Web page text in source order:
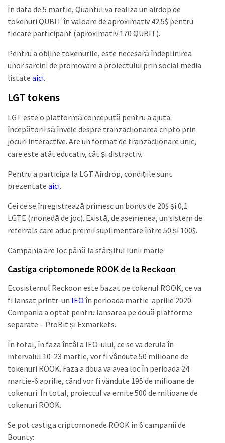
În data de 5 martie, Quantul va realiza un airdop de
tokenuri QUBIT în valoare de aproximativ 42.5$ pentru
fiecare participant (aproximativ 170 QUBIT).
Pentru a obține tokenurile, este necesară îndeplinirea
unor sarcini de promovare a proiectului prin social media
listate aici.
LGT tokens
LGT este o platformă concepută pentru a ajuta
începătorii să învețe despre tranzacționarea cripto prin
jocuri interactive. Are un format de tranzacționare unic,
care este atât educativ, cât și distractiv.
Pentru a participa la LGT Airdrop, condițiile sunt
prezentate aici.
Cei ce se înregistrează primesc un bonus de 20$ și 0,1
LGTE (monedă de joc). Există, de asemenea, un sistem de
referrals care aduc premii suplimentare între 50 și 100$.
Campania are loc până la sfârșitul lunii marie.
Castiga criptomonede ROOK de la Reckoon
Ecosistemul Reckoon este bazat pe tokenul ROOK, ce va
fi lansat printr-un IEO în perioada martie-aprilie 2020.
Compania a optat pentru lansarea pe două platforme
separate – ProBit și Exmarkets.
În total, în faza întâi a IEO-ului, ce se va derula în
intervalul 10-23 martie, vor fi vândute 50 milioane de
tokenuri ROOK. Faza a doua va avea loc în perioada 24
martie-6 aprilie, când vor fi vândute 195 de milioane de
tokenuri. În total, proiectul va emite 500 de milioane de
tokenuri ROOK.
Se pot castiga criptomonede ROOK in 6 campanii de
Bounty: